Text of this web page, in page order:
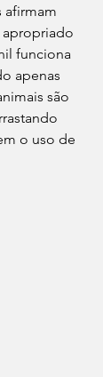
afirmam
apropriado
funciona
apenas
são
o uso de